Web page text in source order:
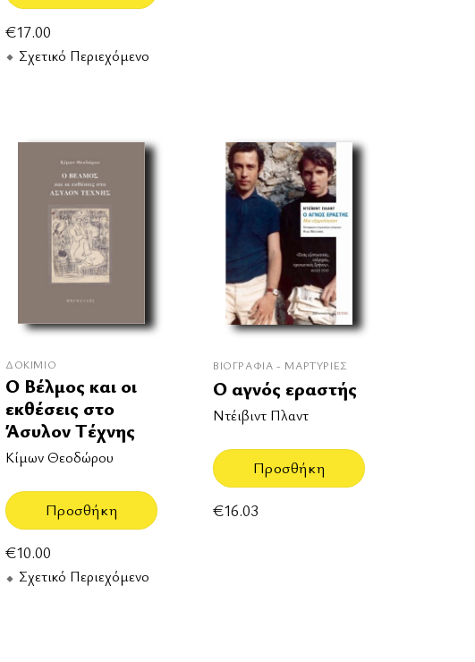
€17.00
Σχετικό Περιεχόμενο
ΔΟΚΊΜΙΟ
Ο Βέλμος και οι
εκθέσεις στο
Άσυλον Τέχνης
Κίμων Θεοδώρου
Προσθήκη
€10.00
Σχετικό Περιεχόμενο
ΒΙΟΓΡΑΦΊΑ - ΜΑΡΤΥΡΊΕΣ
Ο αγνός εραστής
Ντέιβιντ Πλαντ
Προσθήκη
€16.03